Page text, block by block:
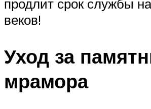
продлит срок службы
веков!
Уход за
мрамора